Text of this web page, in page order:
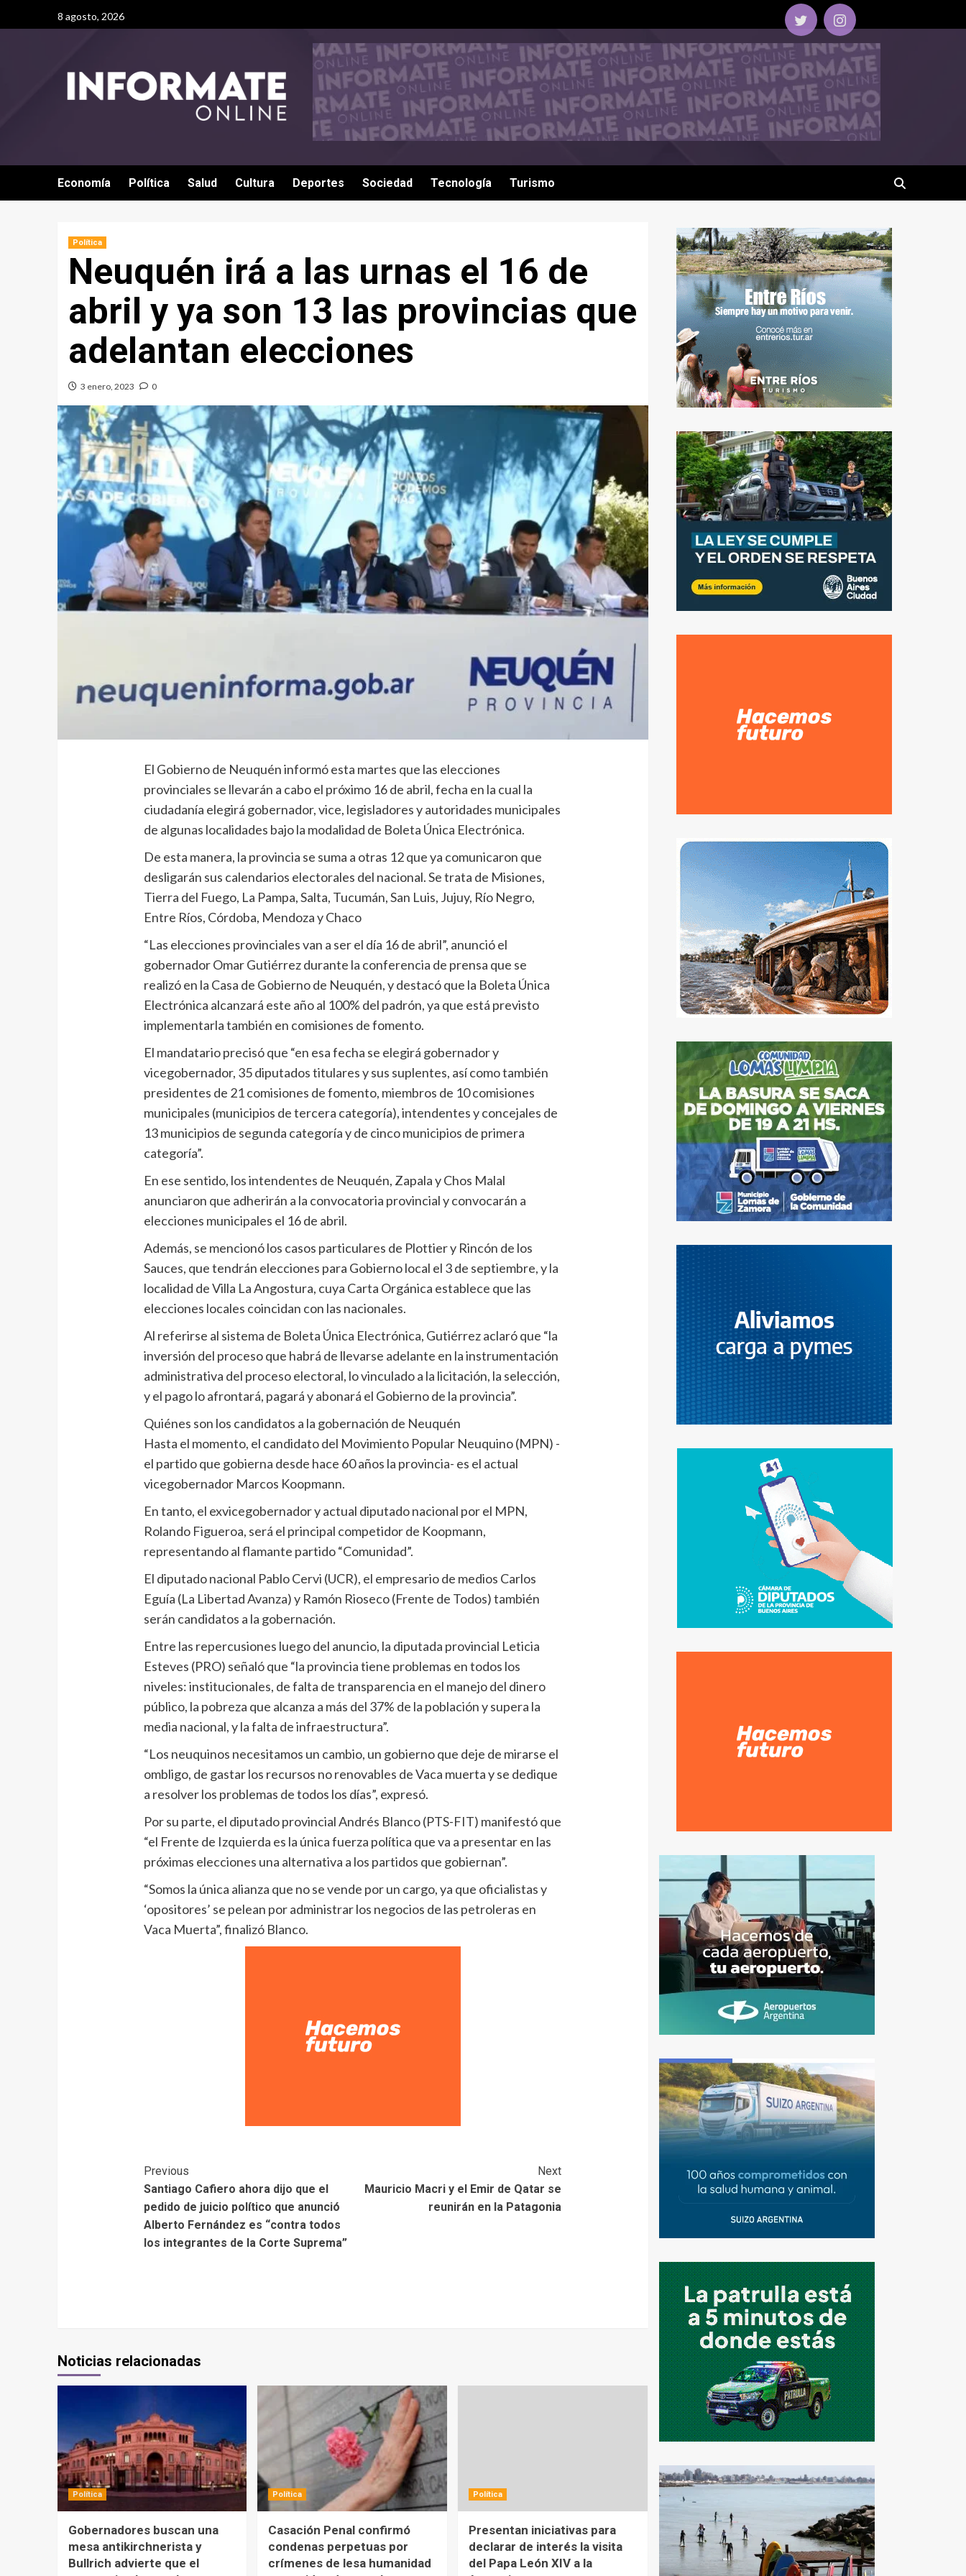
8 agosto, 2026
Economía Política Salud Cultura Deportes Sociedad Tecnología Turismo
Política
Neuquén irá a las urnas el 16 de
abril y ya son 13 las provincias que
adelantan elecciones
3 enero, 2023 0
El Gobierno de Neuquén informó esta martes que las elecciones
provinciales se llevarán a cabo el próximo 16 de abril, fecha en la cual la
ciudadanía elegirá gobernador, vice, legisladores y autoridades municipales
de algunas localidades bajo la modalidad de Boleta Única Electrónica.
De esta manera, la provincia se suma a otras 12 que ya comunicaron que
desligarán sus calendarios electorales del nacional. Se trata de Misiones,
Tierra del Fuego, La Pampa, Salta, Tucumán, San Luis, Jujuy, Río Negro,
Entre Ríos, Córdoba, Mendoza y Chaco
“Las elecciones provinciales van a ser el día 16 de abril”, anunció el
gobernador Omar Gutiérrez durante la conferencia de prensa que se
realizó en la Casa de Gobierno de Neuquén, y destacó que la Boleta Única
Electrónica alcanzará este año al 100% del padrón, ya que está previsto
implementarla también en comisiones de fomento.
El mandatario precisó que “en esa fecha se elegirá gobernador y
vicegobernador, 35 diputados titulares y sus suplentes, así como también
presidentes de 21 comisiones de fomento, miembros de 10 comisiones
municipales (municipios de tercera categoría), intendentes y concejales de
13 municipios de segunda categoría y de cinco municipios de primera
categoría”.
En ese sentido, los intendentes de Neuquén, Zapala y Chos Malal
anunciaron que adherirán a la convocatoria provincial y convocarán a
elecciones municipales el 16 de abril.
Además, se mencionó los casos particulares de Plottier y Rincón de los
Sauces, que tendrán elecciones para Gobierno local el 3 de septiembre, y la
localidad de Villa La Angostura, cuya Carta Orgánica establece que las
elecciones locales coincidan con las nacionales.
Al referirse al sistema de Boleta Única Electrónica, Gutiérrez aclaró que “la
inversión del proceso que habrá de llevarse adelante en la instrumentación
administrativa del proceso electoral, lo vinculado a la licitación, la selección,
y el pago lo afrontará, pagará y abonará el Gobierno de la provincia”.
Quiénes son los candidatos a la gobernación de Neuquén
Hasta el momento, el candidato del Movimiento Popular Neuquino (MPN) -
el partido que gobierna desde hace 60 años la provincia- es el actual
vicegobernador Marcos Koopmann.
En tanto, el exvicegobernador y actual diputado nacional por el MPN,
Rolando Figueroa, será el principal competidor de Koopmann,
representando al flamante partido “Comunidad”.
El diputado nacional Pablo Cervi (UCR), el empresario de medios Carlos
Eguía (La Libertad Avanza) y Ramón Rioseco (Frente de Todos) también
serán candidatos a la gobernación.
Entre las repercusiones luego del anuncio, la diputada provincial Leticia
Esteves (PRO) señaló que “la provincia tiene problemas en todos los
niveles: institucionales, de falta de transparencia en el manejo del dinero
público, la pobreza que alcanza a más del 37% de la población y supera la
media nacional, y la falta de infraestructura”.
“Los neuquinos necesitamos un cambio, un gobierno que deje de mirarse el
ombligo, de gastar los recursos no renovables de Vaca muerta y se dedique
a resolver los problemas de todos los días”, expresó.
Por su parte, el diputado provincial Andrés Blanco (PTS-FIT) manifestó que
“el Frente de Izquierda es la única fuerza política que va a presentar en las
próximas elecciones una alternativa a los partidos que gobiernan”.
“Somos la única alianza que no se vende por un cargo, ya que oficialistas y
‘opositores’ se pelean por administrar los negocios de las petroleras en
Vaca Muerta”, finalizó Blanco.
Previous
Santiago Cafiero ahora dijo que el
pedido de juicio político que anunció
Alberto Fernández es “contra todos
los integrantes de la Corte Suprema”
Next
Mauricio Macri y el Emir de Qatar se
reunirán en la Patagonia
Noticias relacionadas
Política
Gobernadores buscan una
mesa antikirchnerista y
Bullrich advierte que el
Política
Casación Penal confirmó
condenas perpetuas por
crímenes de lesa humanidad
Política
Presentan iniciativas para
declarar de interés la visita
del Papa León XIV a la